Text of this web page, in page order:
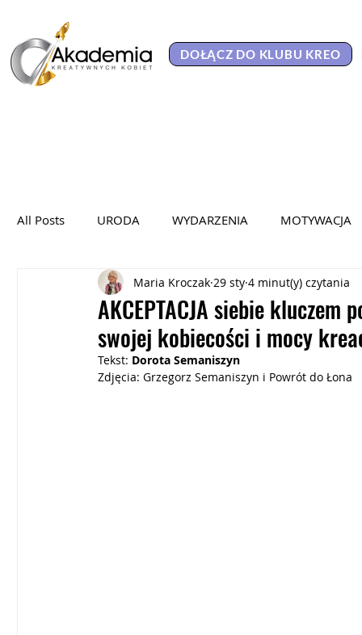
DOŁĄCZ DO KLUBU KREO
All Posts URODA WYDARZENIA MOTYWACJA
KAMPANIA SPOŁECZNA WYWIADY WYKŁADY
HER POWER 2025 PORTRETY KOBIET
AKCEPTACJA siebie kluczem
swojej kobiecości i mocy
Maria Kroczak 29 sty 4 minut(y) czytania
Tekst: Dorota Semaniszyn
Zdjęcia: Grzegorz Semaniszyn i Powrót do Łona